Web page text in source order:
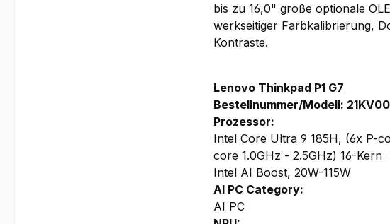
bis zu 16,0" große optionale
werkseitiger Farbkalibrierung,
Kontraste.
Lenovo Thinkpad P1 G7
Bestellnummer/Modell:
Prozessor:
Intel Core Ultra 9 185H, (6x P-
core 1.0GHz - 2.5GHz) 16-
Intel AI Boost, 20W-115W
AI PC Category:
AI PC